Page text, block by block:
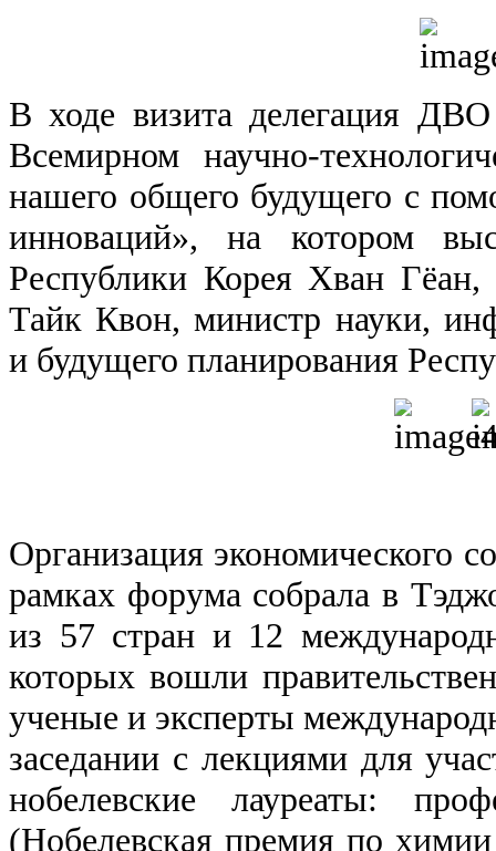
В ходе визита делегация
Всемирном научно-
нашего общего будущего с
инноваций», на котором
Республики Корея Хван
Тайк Квон, министр науки,
и будущего планирования
Организация экономического
рамках форума собрала в
из 57 стран и 12
которых вошли
ученые и эксперты
заседании с лекциями для
нобелевские лауреаты:
(Нобелевская премия по